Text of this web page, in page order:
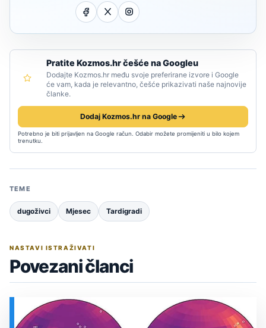
Pratite Kozmos.hr češće na Googleu
Dodajte Kozmos.hr među svoje preferirane izvore i Google
će vam, kada je relevantno, češće prikazivati naše najnovije
članke.
Dodaj Kozmos.hr na Google
Potrebno je biti prijavljen na Google račun. Odabir možete promijeniti u bilo kojem
trenutku.
TEME
dugoživci Mjesec Tardigradi
NASTAVI ISTRAŽIVATI
Povezani članci